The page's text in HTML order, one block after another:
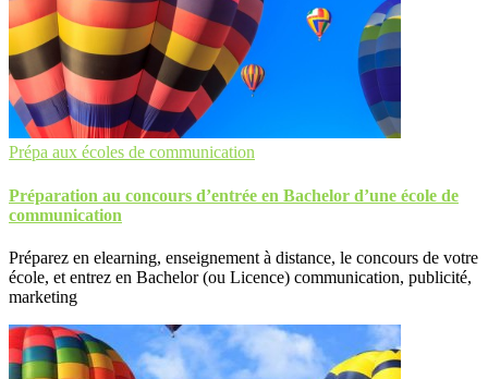
Prépa aux écoles de communication
Préparation au concours d’entrée en Bachelor d’une école de
communication
Préparez en elearning, enseignement à distance, le concours de votre
école, et entrez en Bachelor (ou Licence) communication, publicité,
marketing